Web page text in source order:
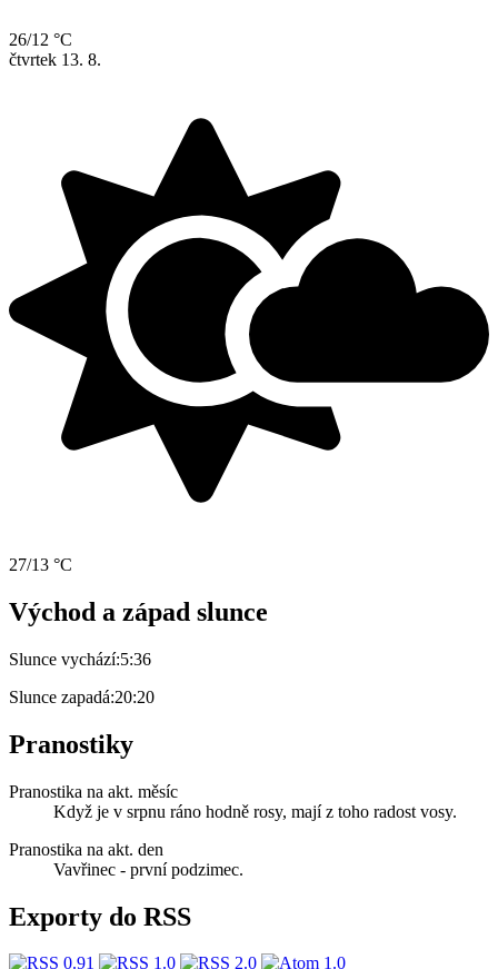
26/12 °C
čtvrtek 13. 8.
27/13 °C
Východ a západ slunce
Slunce vychází:5:36
Slunce zapadá:20:20
Pranostiky
Pranostika na akt. měsíc
Když je v srpnu ráno hodně rosy, mají z toho radost vosy.
Pranostika na akt. den
Vavřinec - první podzimec.
Exporty do RSS